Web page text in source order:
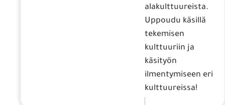
alakulttuureista.
Uppoudu käsillä
tekemisen
kulttuuriin ja
käsityön
ilmentymiseen eri
kulttuureissa!